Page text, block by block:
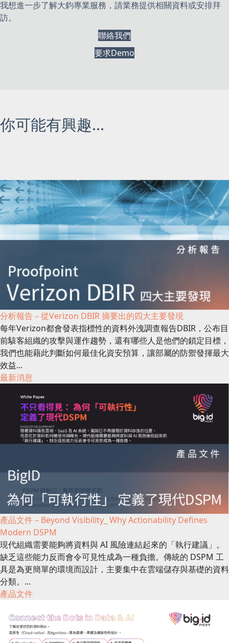
我想進一步了解大鈞專業服務，請業務提供相關資料或安排拜
訪。
聯絡我們
要求Demo
你可能有興趣...
分析報告－從Verizon DBIR 摘要出的四大主要發現
每年Verizon都會發表指標性的資料外洩調查報告DBIR，公布目
前駭客組織的攻擊與運作趨勢，還有哪些人是他們的鎖定目標，
我們也能藉此判斷如何最佳化資安預算，讓部屬的防禦發揮最大
效益...
最新消息
產品文件－Beyond Visibility_ Why Actionability Defines
Modern DSPM
現代組織需要能夠將資料與 AI 風險連結起來的「執行建議」。
缺乏這些能力反而會令可見性成為一種負擔。傳統的 DSPM 工
具是為更簡單的環境而設計，主要集中在雲端儲存與基礎的資料
分類。...
產品文件